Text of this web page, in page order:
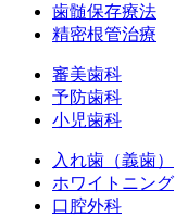
歯髄保存療法
精密根管治療
審美歯科
予防歯科
小児歯科
入れ歯（義歯）
ホワイトニング
口腔外科